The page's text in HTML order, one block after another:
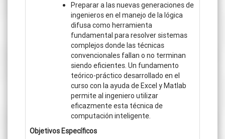
Preparar a las nuevas generaciones de
ingenieros en el manejo de la lógica
difusa como herramienta
fundamental para resolver sistemas
complejos donde las técnicas
convencionales fallan o no terminan
siendo eficientes. Un fundamento
teórico-práctico desarrollado en el
curso con la ayuda de Excel y Matlab
permite al ingeniero utilizar
eficazmente esta técnica de
computación inteligente.
Objetivos Específicos